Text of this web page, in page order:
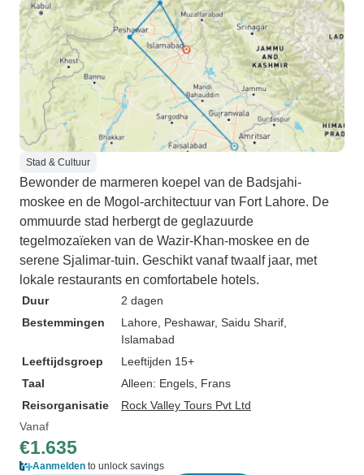
Stad & Cultuur
Bewonder de marmeren koepel van de Badsjahi-
moskee en de Mogol-architectuur van Fort Lahore. De
ommuurde stad herbergt de geglazuurde
tegelmozaïeken van de Wazir-Khan-moskee en de
serene Sjalimar-tuin. Geschikt vanaf twaalf jaar, met
lokale restaurants en comfortabele hotels.
Duur
2 dagen
Bestemmingen
Lahore , Peshawar, Saidu Sharif
Islamabad
Leeftijdsgroep
Leeftijden 15+
Taal
Alleen: Engels, Frans
Reisorganisatie
Rock Valley Tours Pvt Ltd
Vanaf
€1.635
Aanmelden to unlock savings